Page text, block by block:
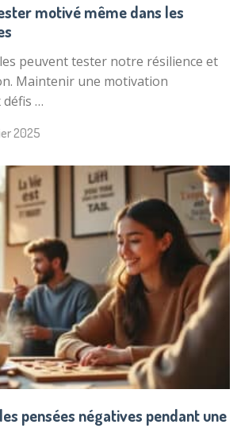
motivé même dans les
peuvent tester notre résilience et
Maintenir une motivation
défis …
2025
pensées négatives pendant une